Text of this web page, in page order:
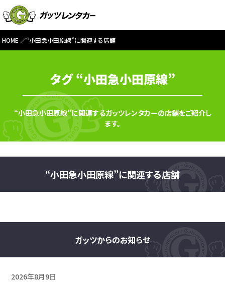
HOME “小田急小田原線”に関連する店舗
タグ “小田急小田原線”
“小田急小田原線”に関連するガッツレンタカーの店舗をご紹介し
ます。
“小田急小田原線”に関連する店舗
ガッツからのお知らせ
2026年8月9日